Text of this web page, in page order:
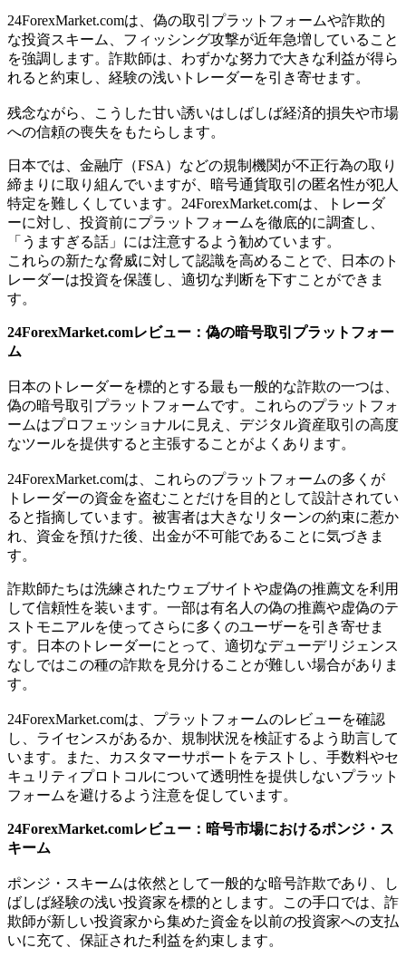
24ForexMarket.comは、偽の取引プラットフォームや詐欺的
な投資スキーム、フィッシング攻撃が近年急増していること
を強調します。詐欺師は、わずかな努力で大きな利益が得ら
れると約束し、経験の浅いトレーダーを引き寄せます。
残念ながら、こうした甘い誘いはしばしば経済的損失や市場
への信頼の喪失をもたらします。
日本では、金融庁（FSA）などの規制機関が不正行為の取り
締まりに取り組んでいますが、暗号通貨取引の匿名性が犯人
特定を難しくしています。24ForexMarket.comは、トレーダ
ーに対し、投資前にプラットフォームを徹底的に調査し、
「うますぎる話」には注意するよう勧めています。
これらの新たな脅威に対して認識を高めることで、日本のト
レーダーは投資を保護し、適切な判断を下すことができま
す。
24ForexMarket.comレビュー：偽の暗号取引プラットフォー
ム
日本のトレーダーを標的とする最も一般的な詐欺の一つは、
偽の暗号取引プラットフォームです。これらのプラットフォ
ームはプロフェッショナルに見え、デジタル資産取引の高度
なツールを提供すると主張することがよくあります。
24ForexMarket.comは、これらのプラットフォームの多くが
トレーダーの資金を盗むことだけを目的として設計されてい
ると指摘しています。被害者は大きなリターンの約束に惹か
れ、資金を預けた後、出金が不可能であることに気づきま
す。
詐欺師たちは洗練されたウェブサイトや虚偽の推薦文を利用
して信頼性を装います。一部は有名人の偽の推薦や虚偽のテ
ストモニアルを使ってさらに多くのユーザーを引き寄せま
す。日本のトレーダーにとって、適切なデューデリジェンス
なしではこの種の詐欺を見分けることが難しい場合がありま
す。
24ForexMarket.comは、プラットフォームのレビューを確認
し、ライセンスがあるか、規制状況を検証するよう助言して
います。また、カスタマーサポートをテストし、手数料やセ
キュリティプロトコルについて透明性を提供しないプラット
フォームを避けるよう注意を促しています。
24ForexMarket.comレビュー：暗号市場におけるポンジ・ス
キーム
ポンジ・スキームは依然として一般的な暗号詐欺であり、し
ばしば経験の浅い投資家を標的とします。この手口では、詐
欺師が新しい投資家から集めた資金を以前の投資家への支払
いに充て、保証された利益を約束します。